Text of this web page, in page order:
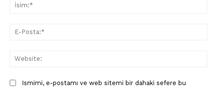
Ismimi, e-postamı ve web sitemi bir dahaki sefere bu